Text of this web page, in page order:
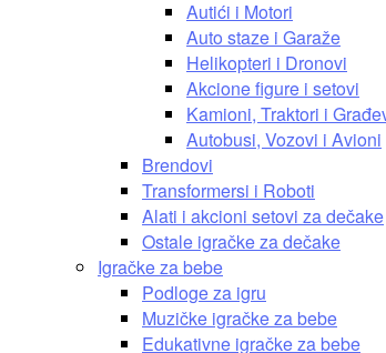
Autići i Motori
Auto staze i Garaže
Helikopteri i Dronovi
Akcione figure i setovi
Kamioni, Traktori i
Autobusi, Vozovi i Avioni
Brendovi
Transformersi i Roboti
Alati i akcioni setovi za dečake
Ostale igračke za dečake
Igračke za bebe
Podloge za igru
Muzičke igračke za bebe
Edukativne igračke za bebe